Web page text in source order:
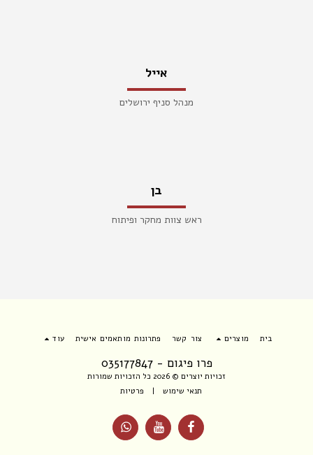
אייל
מנהל סניף ירושלים
ראש צוות מחקר ופיתוח
פרו פיגום - 035177847
זכויות יוצרים © 2026 כל הזכויות שמורות
תנאי שימוש| פרטיות
בית מוצרים צור קשר פתרונות מותאמים אישית עוד